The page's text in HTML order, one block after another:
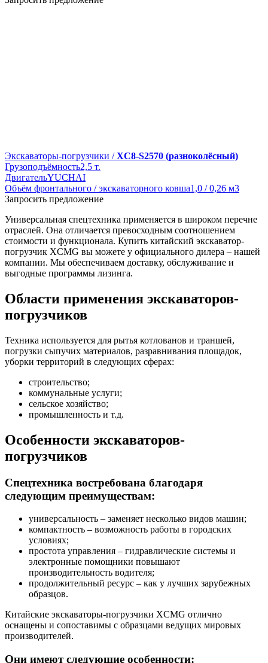
Экскаваторы-погрузчики /XC8-S2570 (разноколёсный)
Грузоподъёмность2,5 т.
ДвигательYUCHAI
Объём фронтального / экскаваторного ковша1,0 / 0,26 м3
Запросить предложение
Универсальная спецтехника применяется в широком перечне
отраслей. Она отличается превосходным соотношением
стоимости и функционала. Купить китайский экскаватор-
погрузчик XCMG вы можете у официального дилера – нашей
компании. Мы обеспечиваем доставку, обслуживание и
выгодные программы лизинга.
Области применения экскаваторов-
погрузчиков
Техника используется для рытья котлованов и траншей,
погрузки сыпучих материалов, разравнивания площадок,
уборки территорий в следующих сферах:
строительство;
коммунальные услуги;
сельское хозяйство;
промышленность и т.д.
Особенности экскаваторов-
погрузчиков
Спецтехника востребована благодаря
следующим преимуществам:
универсальность – заменяет несколько видов машин;
компактность – возможность работы в городских
условиях;
простота управления – гидравлические системы и
электронные помощники повышают
производительность водителя;
продолжительный ресурс – как у лучших зарубежных
образцов.
Китайские экскаваторы-погрузчики XCMG отлично
оснащены и сопоставимы с образцами ведущих мировых
производителей.
Они имеют следующие особенности: